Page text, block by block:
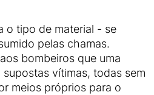
o tipo de material - se
pelas chamas.
bombeiros que uma
vítimas, todas sem
meios próprios para o